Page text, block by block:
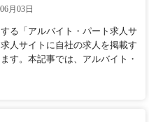
月03日
る「アルバイト・パート求人サ
人サイトに自社の求人を掲載す
す。本記事では、アルバイト・